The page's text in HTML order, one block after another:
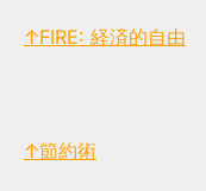
↑FIRE: 経済的自由
↑節約術